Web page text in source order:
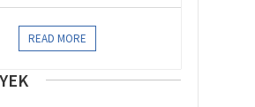
READ MORE